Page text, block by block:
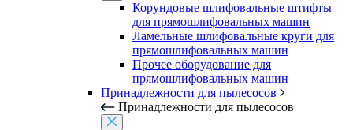
Корундовые шлифовальные штифты
для прямошлифовальных машин
Ламельные шлифовальные круги для
прямошлифовальных машин
Прочее оборудование для
прямошлифовальных машин
Принадлежности для пылесосов
Принадлежности для пылесосов